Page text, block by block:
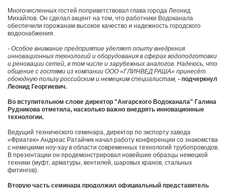
Многочисленных гостей поприветствовал глава города Леонид
Михайлов. Он сделал акцент на том, что работники Водоканала
обеспечили горожанам высокое качество и надежность городского
водоснабжения.
- Особое внимание предприятие уделяет опыту внедрения
инновационных технологий и оборудования в сферах водоподготовки
и реновации сетей, в том числе и зарубежных аналогов. Надеюсь, что
общение с гостями из компании ООО «ГЛИНВЕД РАША» принесёт
обоюдную пользу российским и немецким специалистам, - подчеркнул
Леонид Георгиевич.
Во вступительном слове директор "Ангарского Водоканала" Галина
Рудникова отметила, насколько важно внедрять инновационные
технологии.
Ведущий технического семинара, директор по экспорту завода
«Фриатек» Андреас Ратайчик начал работу конференции со знакомства
с немецкими ноу-хау в области современных технологий трубопроводов.
В презентации он продемонстрировал новейшие образцы немецкой
техники (муфт, арматуры, вентилей, шаровых кранов, стальных
фитингов).
Вторую часть семинара продолжил официальный представитель